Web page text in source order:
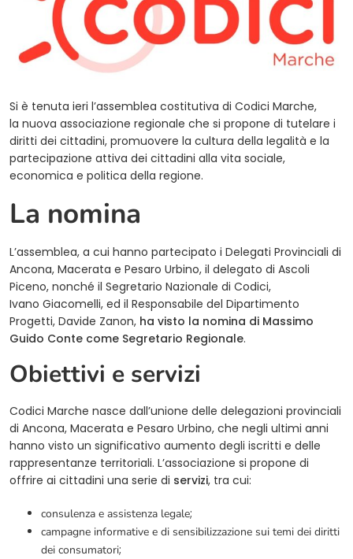
Si è tenuta ieri l’assemblea costitutiva di Codici Marche,
la nuova associazione regionale che si propone di tutelare i
diritti dei cittadini, promuovere la cultura della legalità e la
partecipazione attiva dei cittadini alla vita sociale,
economica e politica della regione.
La nomina
L’assemblea, a cui hanno partecipato i Delegati Provinciali di
Ancona, Macerata e Pesaro Urbino, il delegato di Ascoli
Piceno, nonché il Segretario Nazionale di Codici,
Ivano Giacomelli, ed il Responsabile del Dipartimento
Progetti, Davide Zanon, ha visto la nomina di Massimo
Guido Conte come Segretario Regionale.
Obiettivi e servizi
Codici Marche nasce dall’unione delle delegazioni provinciali
di Ancona, Macerata e Pesaro Urbino, che negli ultimi anni
hanno visto un significativo aumento degli iscritti e delle
rappresentanze territoriali. L’associazione si propone di
offrire ai cittadini una serie di servizi, tra cui:
consulenza e assistenza legale;
campagne informative e di sensibilizzazione sui temi dei diritti
dei consumatori;